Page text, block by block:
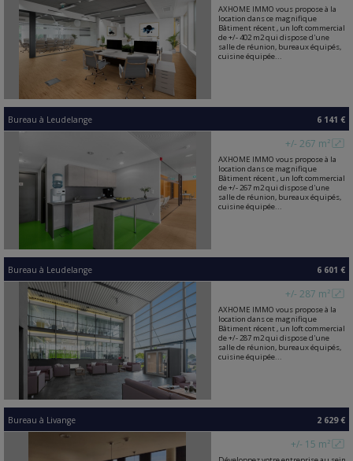
AXHOME IMMO vous propose à la
location dans ce magnifique
Bâtiment récent , un loft commercial
de +/- 402 m2 qui dispose d'une
salle de réunion, bureaux équipés,
cuisine équipée...
Bureau à Leudelange 6 141 €
+/- 267 m²
AXHOME IMMO vous propose à la
location dans ce magnifique
Bâtiment récent , un loft commercial
de +/- 267 m2 qui dispose d'une
salle de réunion, bureaux équipés,
cuisine équipée...
Bureau à Leudelange 6 601 €
+/- 287 m²
AXHOME IMMO vous propose à la
location dans ce magnifique
Bâtiment récent , un loft commercial
de +/- 287 m2 qui dispose d'une
salle de réunion, bureaux équipés,
cuisine équipée...
Bureau à Livange 2 629 €
+/- 15 m²